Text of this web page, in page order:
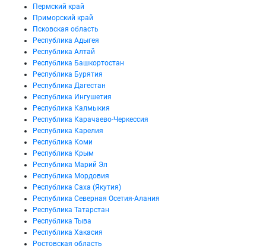
Пермский край
Приморский край
Псковская область
Республика Адыгея
Республика Алтай
Республика Башкортостан
Республика Бурятия
Республика Дагестан
Республика Ингушетия
Республика Калмыкия
Республика Карачаево-Черкессия
Республика Карелия
Республика Коми
Республика Крым
Республика Марий Эл
Республика Мордовия
Республика Саха (Якутия)
Республика Северная Осетия-Алания
Республика Татарстан
Республика Тыва
Республика Хакасия
Ростовская область